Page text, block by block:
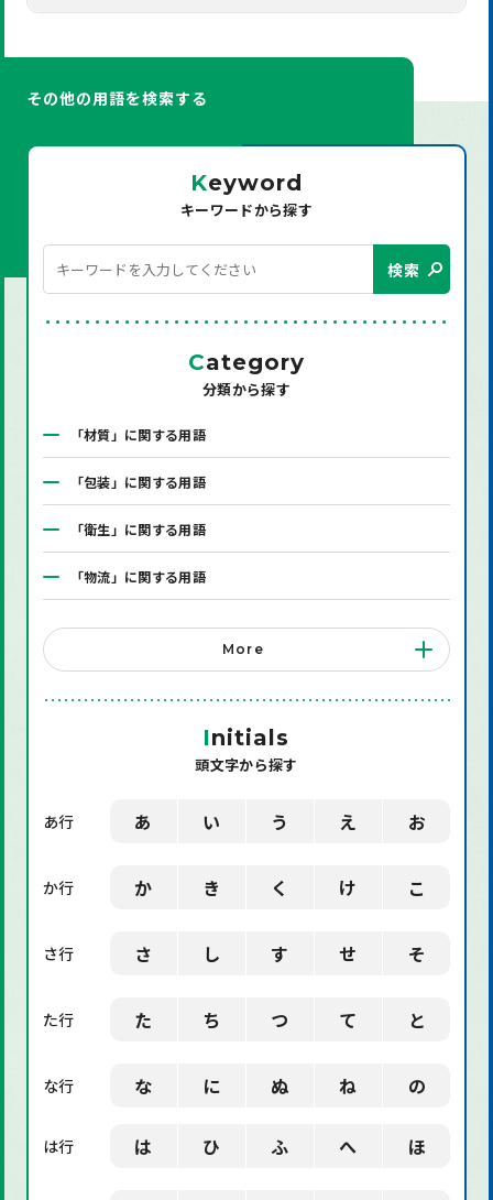
その他の用語を検索する
Keyword
キーワードから探す
検索
Category
分類から探す
「材質」に関する用語
「包装」に関する用語
「衛生」に関する用語
「物流」に関する用語
「システム」に関する用語
「店舗備品」に関する用語
「環境」に関する用語
「業界用語」に関する用語
More
Initials
頭文字から探す
あ行 あ い う え お
か行 か き く け こ
さ行 さ し す せ そ
た行 た ち つ て と
な行 な に ぬ ね の
は行 は ひ ふ へ ほ